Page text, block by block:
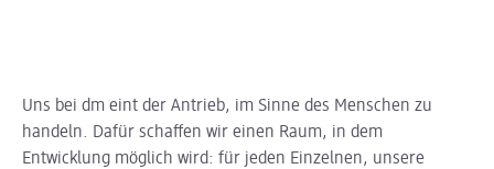
Uns bei dm eint der Antrieb, im Sinne des Menschen zu
handeln. Dafür schaffen wir einen Raum, in dem
Entwicklung möglich wird: für jeden Einzelnen, unsere